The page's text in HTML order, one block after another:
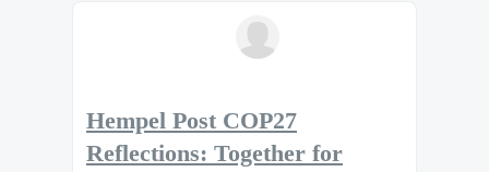
Hempel Post COP27
Reflections: Together for